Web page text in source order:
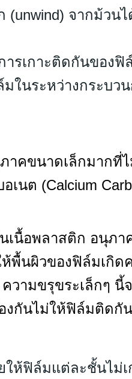
จากม้วน
ารเกาะติดกันของ
ในระหว่างกระบวน
คขนาดเล็กมากที่
เนต (Calcium
เนื้อพลาสติก อนุภ
นผิวของฟิล์มเกิด
ความขรุขระเล็ก
งกันไม่ให้ฟิล์มติดกั
ให้ฟิล์มแต่ละชั้นไม่